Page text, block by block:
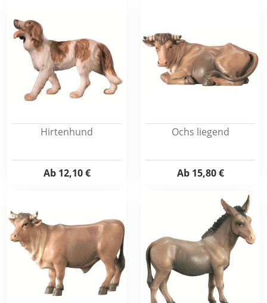
Hirtenhund
Ab12,10 €
Ochs liegend
Ab15,80 €